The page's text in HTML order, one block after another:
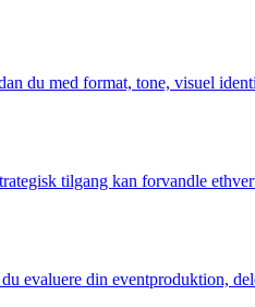
du med format, tone, visuel
tilgang kan forvandle
din eventproduktion,